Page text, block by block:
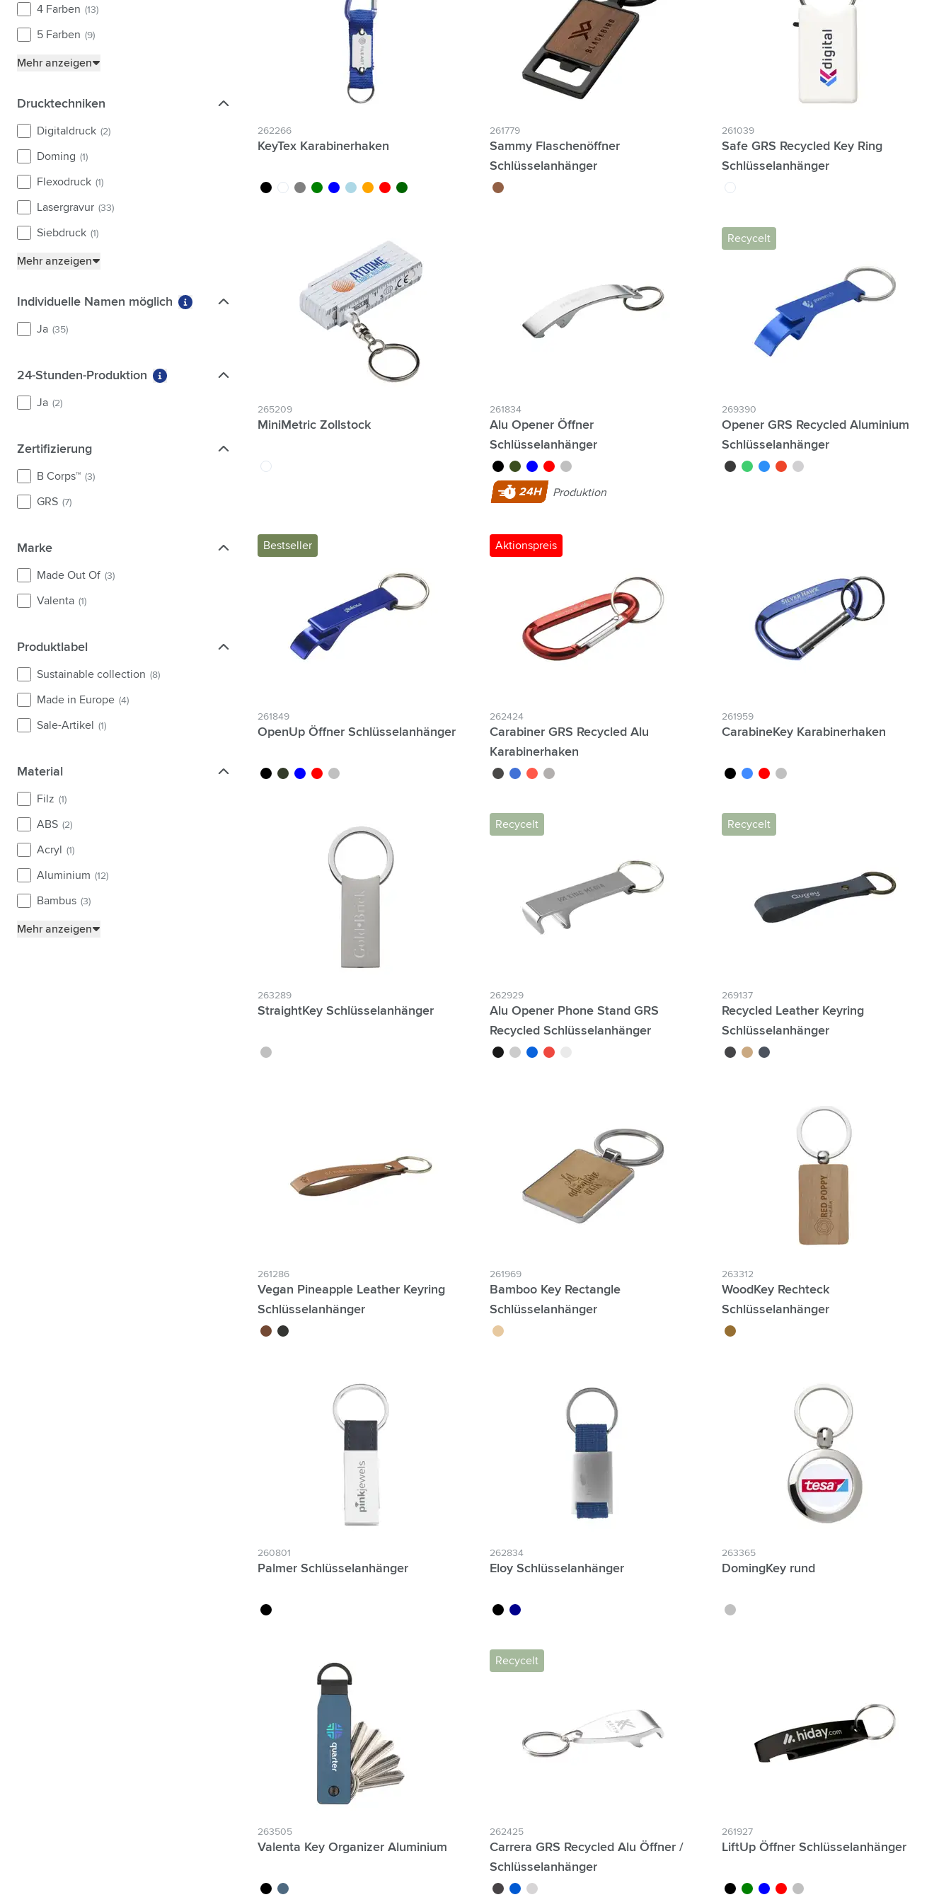
4 Farben (13)
5 Farben (9)
Mehr anzeigen
Drucktechniken
Drucktechniken
Digitaldruck (2)
Doming (1)
Flexodruck (1)
Lasergravur (33)
Siebdruck (1)
Mehr anzeigen
Individuelle Namen möglich
Individuelle Namen möglich
Weitere Informationen zum Filter Individuelle Namen möglich:
Ja (35)
24-Stunden-Produktion
24-Stunden-Produktion
Weitere Informationen zum Filter 24-Stunden-Produktion:
Ja (2)
Zertifizierung
Zertifizierung
B Corps™ (3)
GRS (7)
Marke
Marke
Made Out Of (3)
Valenta (1)
Produktlabel
Produktlabel
Sustainable collection (8)
Made in Europe (4)
Sale-Artikel (1)
Material
Material
Filz (1)
ABS (2)
Acryl (1)
Aluminium (12)
Bambus (3)
Mehr anzeigen
262266
KeyTex Karabinerhaken
noir blancgris vert bleu bleu clair
orangerougevert foncé
261779
Sammy Flaschenöffner
Schlüsselanhänger
brun bois
261039
Safe GRS Recycled Key Ring
Schlüsselanhänger
blanc
265209
MiniMetric Zollstock
blanc
261834
Alu Opener Öffner
Schlüsselanhänger
noir vert bleu rougeargenté
24H Produktion
Recycelt
269390
Opener GRS Recycled Aluminium
Schlüsselanhänger
noir vert bleu rougeargenté
Bestseller
261849
OpenUp Öffner Schlüsselanhänger
noir vert bleu rougeargenté
Aktionspreis
262424
Carabiner GRS Recycled Alu
Karabinerhaken
schwarz
blau rot silber
261959
CarabineKey Karabinerhaken
noir bleu rougeargenté
263289
StraightKey Schlüsselanhänger
argenté
Recycelt
262929
Alu Opener Phone Stand GRS
Recycled Schlüsselanhänger
noir gris bleu rouge
Recycelt
269137
Recycled Leather Keyring
Schlüsselanhänger
noir taupebleu foncé
261286
Vegan Pineapple Leather Keyring
Schlüsselanhänger
brun noir
261969
Bamboo Key Rectangle
Schlüsselanhänger
bambou
263312
WoodKey Rechteck
Schlüsselanhänger
brun bois
260801
Palmer Schlüsselanhänger
noir
262834
Eloy Schlüsselanhänger
noir bleu foncé
263365
DomingKey rund
argenté
263505
Valenta Key Organizer Aluminium
noir bleu
Recycelt
262425
Carrera GRS Recycled Alu Öffner /
Schlüsselanhänger
noir bleu argenté
261927
LiftUp Öffner Schlüsselanhänger
noir vert bleu rougeargenté